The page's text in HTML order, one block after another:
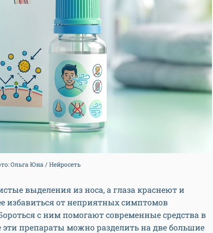
Ольга Юна / Нейросеть
выделения из носа, а глаза краснеют и
избавиться от неприятных симптомов
с ним помогают современные средства в
эти препараты можно разделить на две большие